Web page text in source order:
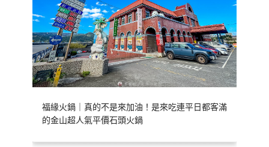
福緣火鍋｜真的不是來加油！是來吃連平日都客滿
的金山超人氣平價石頭火鍋